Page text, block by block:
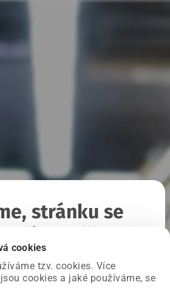
cookies
tzv. cookies. Více
cookies a jaké používáme, se
stránku se
naší straně a už ji opravujeme.
načíst požadovanou stránku.